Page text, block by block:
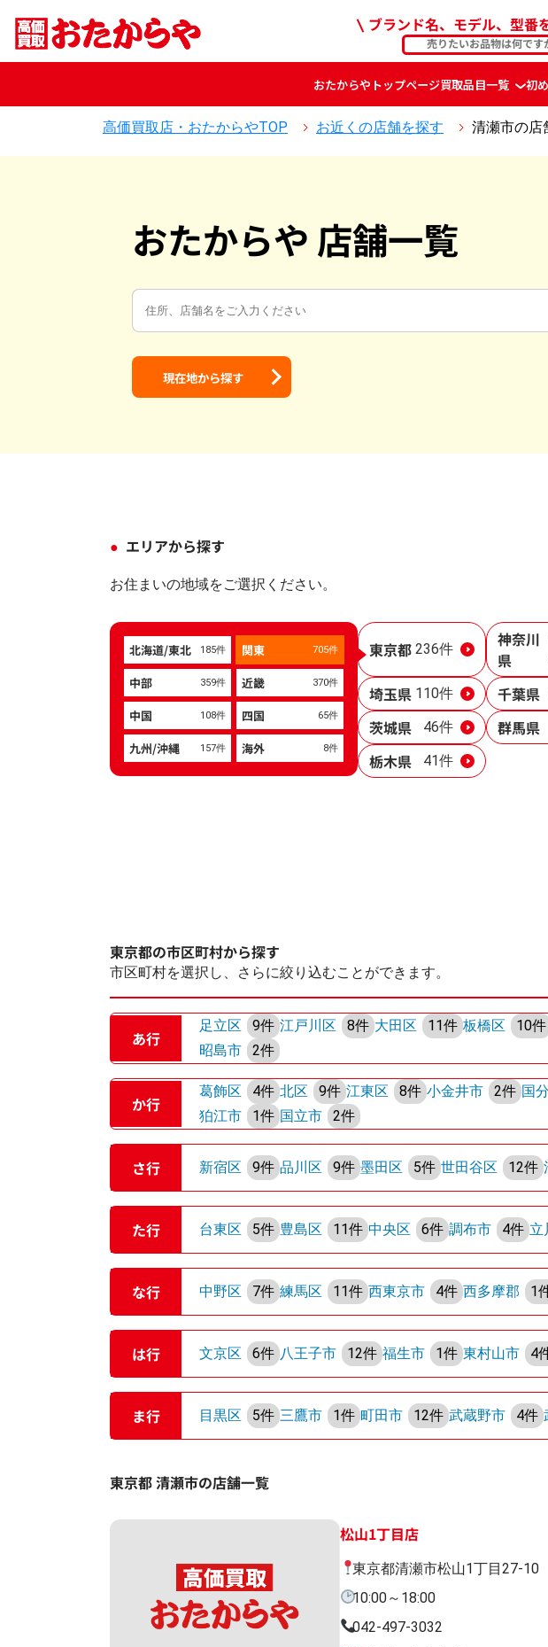
ブランド名、モデル、型番
おたからや トップページ買取品目一覧 初
高価買取店・おたからやTOP お近くの店舗を探す 清瀬市の店
おたからや 店舗一覧
現在地から探す
エリアから探す
お住まいの地域をご選択ください。
北海道/東北 185件 関東 705件
中部 359件 近畿 370件
中国 108件 四国 65件
九州/沖縄 157件 海外 8件
東京都 236件
神奈川
県
埼玉県 110件 千葉県
茨城県 46件 群馬県
栃木県 41件
東京都の市区町村から探す
市区町村を選択し、さらに絞り込むことができます。
あ行
足立区 9件 江戸川区 8件 大田区 11件 板橋区 10件
昭島市
2件
か行
葛飾区 4件 北区 9件 江東区 8件 小金井市 2件 国
狛江市
1件 国立市 2件
さ行 新宿区 9件 品川区 9件 墨田区 5件 世田谷区 12件
た行 台東区 5件 豊島区 11件 中央区 6件 調布市 4件 立
な行 中野区 7件 練馬区 11件 西東京市 4件 西多摩郡 1
は行 文京区 6件 八王子市 12件 福生市 1件 東村山市 4
ま行 目黒区 5件 三鷹市 1件 町田市 12件 武蔵野市 4件
東京都 清瀬市の店舗一覧
松山1丁目店
東京都清瀬市松山1丁目27-10
10:00～18:00
042-497-3032